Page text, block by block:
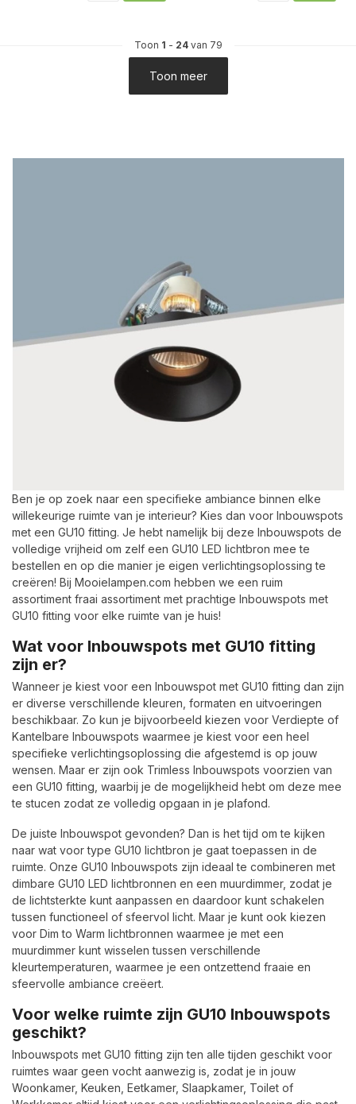
Toon 1 - 24van 79
Toon meer
Ben je op zoek naar een specifieke ambiance binnen elke
willekeurige ruimte van je interieur? Kies dan voor Inbouwspots
met een GU10 fitting. Je hebt namelijk bij deze Inbouwspots de
volledige vrijheid om zelf een GU10 LED lichtbron mee te
bestellen en op die manier je eigen verlichtingsoplossing te
creëren! Bij Mooielampen.com hebben we een ruim
assortiment fraai assortiment met prachtige Inbouwspots met
GU10 fitting voor elke ruimte van je huis!
Wat voor Inbouwspots met GU10 fitting
zijn er?
Wanneer je kiest voor een Inbouwspot met GU10 fitting dan zijn
er diverse verschillende kleuren, formaten en uitvoeringen
beschikbaar. Zo kun je bijvoorbeeld kiezen voor Verdiepte of
Kantelbare Inbouwspots waarmee je kiest voor een heel
specifieke verlichtingsoplossing die afgestemd is op jouw
wensen. Maar er zijn ook Trimless Inbouwspots voorzien van
een GU10 fitting, waarbij je de mogelijkheid hebt om deze mee
te stucen zodat ze volledig opgaan in je plafond.
De juiste Inbouwspot gevonden? Dan is het tijd om te kijken
naar wat voor type GU10 lichtbron je gaat toepassen in de
ruimte. Onze GU10 Inbouwspots zijn ideaal te combineren met
dimbare GU10 LED lichtbronnen en een muurdimmer, zodat je
de lichtsterkte kunt aanpassen en daardoor kunt schakelen
tussen functioneel of sfeervol licht. Maar je kunt ook kiezen
voor Dim to Warm lichtbronnen waarmee je met een
muurdimmer kunt wisselen tussen verschillende
kleurtemperaturen, waarmee je een ontzettend fraaie en
sfeervolle ambiance creëert.
Voor welke ruimte zijn GU10 Inbouwspots
geschikt?
Inbouwspots met GU10 fitting zijn ten alle tijden geschikt voor
ruimtes waar geen vocht aanwezig is, zodat je in jouw
Woonkamer, Keuken, Eetkamer, Slaapkamer, Toilet of